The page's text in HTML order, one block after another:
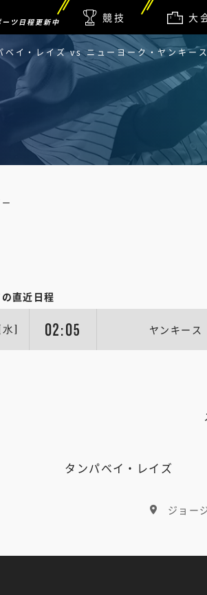
ーツ日程更新中 競技 大
ベイ・レイズ vs ニューヨーク・ヤンキース
直近日程
[水] 02:05 ヤンキース
タンパベイ・レイズ
ジョー